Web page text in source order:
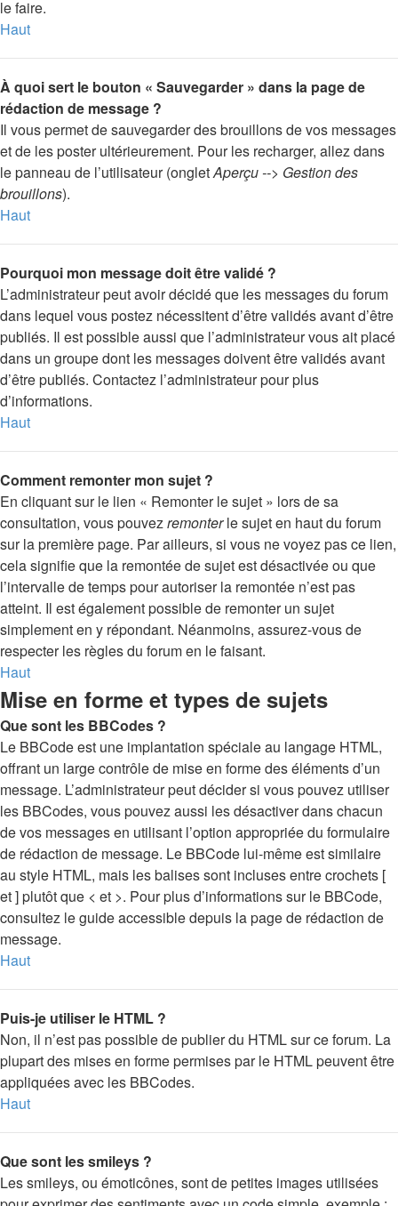
le faire.
Haut
À quoi sert le bouton « Sauvegarder » dans la page de
rédaction de message ?
Il vous permet de sauvegarder des brouillons de vos messages
et de les poster ultérieurement. Pour les recharger, allez dans
le panneau de l’utilisateur (ongletAperçu --> Gestion des
brouillons).
Haut
Pourquoi mon message doit être validé ?
L’administrateur peut avoir décidé que les messages du forum
dans lequel vous postez nécessitent d’être validés avant d’être
publiés. Il est possible aussi que l’administrateur vous ait placé
dans un groupe dont les messages doivent être validés avant
d’être publiés. Contactez l’administrateur pour plus
d’informations.
Haut
Comment remonter mon sujet ?
En cliquant sur le lien « Remonter le sujet » lors de sa
consultation, vous pouvezremonterle sujet en haut du forum
sur la première page. Par ailleurs, si vous ne voyez pas ce lien,
cela signifie que la remontée de sujet est désactivée ou que
l’intervalle de temps pour autoriser la remontée n’est pas
atteint. Il est également possible de remonter un sujet
simplement en y répondant. Néanmoins, assurez-vous de
respecter les règles du forum en le faisant.
Haut
Mise en forme et types de sujets
Que sont les BBCodes ?
Le BBCode est une implantation spéciale au langage HTML,
offrant un large contrôle de mise en forme des éléments d’un
message. L’administrateur peut décider si vous pouvez utiliser
les BBCodes, vous pouvez aussi les désactiver dans chacun
de vos messages en utilisant l’option appropriée du formulaire
de rédaction de message. Le BBCode lui-même est similaire
au style HTML, mais les balises sont incluses entre crochets [
et ] plutôt que < et >. Pour plus d’informations sur le BBCode,
consultez le guide accessible depuis la page de rédaction de
message.
Haut
Puis-je utiliser le HTML ?
Non, il n’est pas possible de publier du HTML sur ce forum. La
plupart des mises en forme permises par le HTML peuvent être
appliquées avec les BBCodes.
Haut
Que sont les smileys ?
Les smileys, ou émoticônes, sont de petites images utilisées